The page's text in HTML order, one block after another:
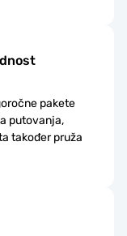
pakete
putovanja,
također pruža